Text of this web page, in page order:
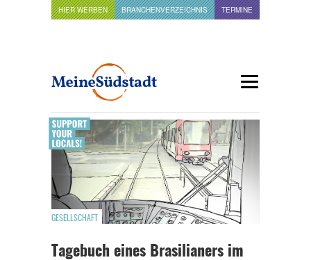
HIER WERBEN BRANCHENVERZEICHNIS TERMINE
GESELLSCHAFT
Tagebuch eines Brasilianers im